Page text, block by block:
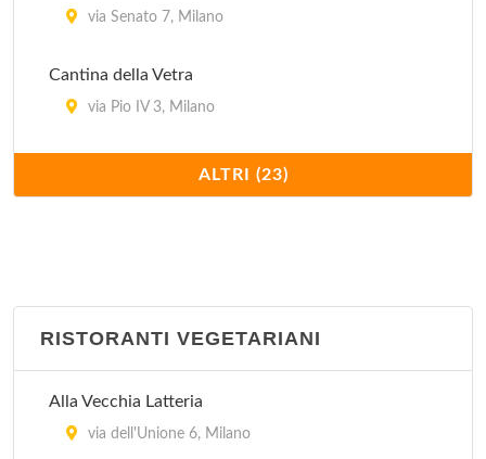
via Senato 7, Milano
Cantina della Vetra
via Pio IV 3, Milano
via Arnolfo di Cambio 1/A, Milano
Charleston
Ditirambo
ALTRI (23)
RISTORANTI VEGETARIANI
Alla Vecchia Latteria
via dell'Unione 6, Milano